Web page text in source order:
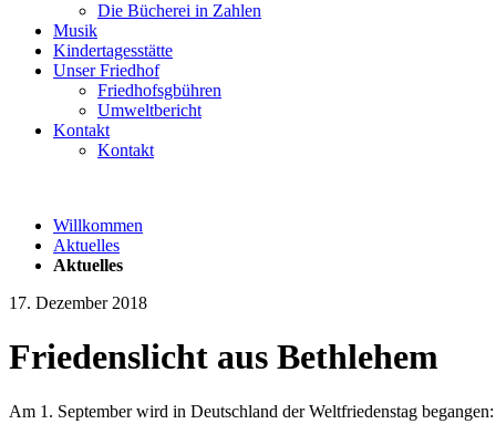
Die Bücherei in Zahlen
Musik
Kindertagesstätte
Unser Friedhof
Friedhofsgbühren
Umweltbericht
Kontakt
Kontakt
Willkommen
Aktuelles
Aktuelles
17. Dezember 2018
Friedenslicht aus Bethlehem
Am 1. September wird in Deutschland der Weltfriedenstag